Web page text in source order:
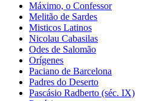
Máximo, o Confessor
Melitão de Sardes
Misticos Latinos
Nicolau Cabasilas
Odes de Salomão
Orígenes
Paciano de Barcelona
Padres do Deserto
Pascásio Radberto (séc. IX)